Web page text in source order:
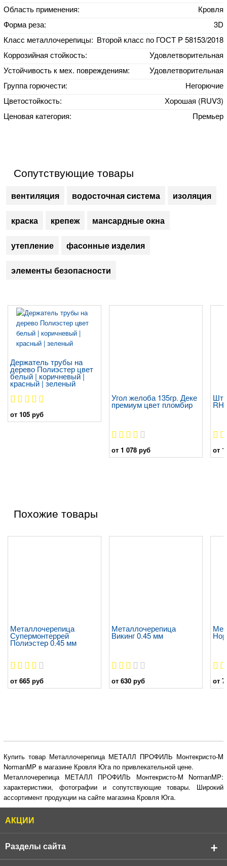
Область применения:
Кровля
Форма реза:
3D
Класс металлочерепицы: Второй класс по ГОСТ P 58153/2018
Коррозийная стойкость:
Удовлетворительная
Устойчивость к мех. повреждениям:
Удовлетворительная
Группа горючести:
Негорючие
Цветостойкость:
Хорошая (RUV3)
Ценовая категория:
Премьер
Сопутствующие товары
вентиляция водосточная система изоляция
краска крепеж мансардные окна
утепление фасонные изделия
элементы безопасности
Держатель трубы на
дерево Полиэстер цвет
белый | коричневый |
красный | зеленый
от 105 руб
Угол желоба 135гр. Деке
премиум цвет пломбир
от 1 078 руб от
Похожие товары
Металлочерепица
Супермонтеррей
Полиэстер 0.45 мм
от 665 руб
Металлочерепица
Викинг 0.45 мм
от 630 руб от
Купить товар Металлочерепица МЕТАЛЛ ПРОФИЛЬ Монтекристо-M
NormanMP в магазине Кровля Юга по привлекательной цене.
Металлочерепица МЕТАЛЛ ПРОФИЛЬ Монтекристо-M NormanMP:
характеристики, фотографии и сопутствующие товары. Широкий
ассортимент продукции на сайте магазина Кровля Юга.
АКЦИИ
Разделы сайта